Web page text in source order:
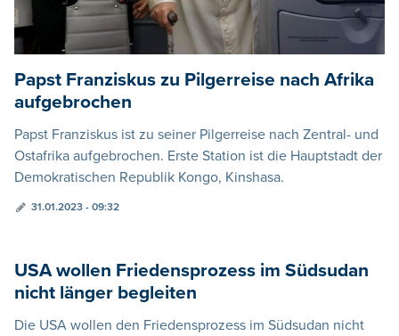
Papst Franziskus zu Pilgerreise nach Afrika
aufgebrochen
Papst Franziskus ist zu seiner Pilgerreise nach Zentral- und
Ostafrika aufgebrochen. Erste Station ist die Hauptstadt der
Demokratischen Republik Kongo, Kinshasa.
31.01.2023 - 09:32
USA wollen Friedensprozess im Südsudan
nicht länger begleiten
Die USA wollen den Friedensprozess im Südsudan nicht